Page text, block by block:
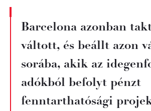
Barcelona azonban
váltott, és beállt azon
sorába, akik az
adókból befolyt pénzt
fenntarthatósági